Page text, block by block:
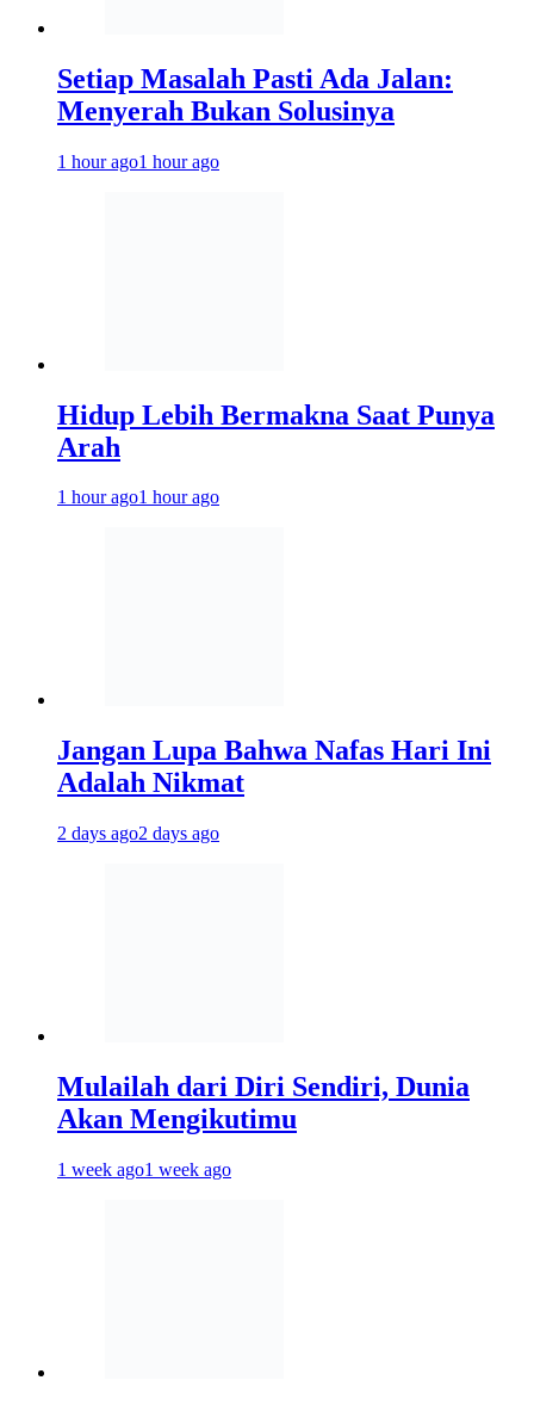
Setiap Masalah Pasti Ada Jalan:
Menyerah Bukan Solusinya
1 hour ago1 hour ago
Hidup Lebih Bermakna Saat Punya
Arah
1 hour ago1 hour ago
Jangan Lupa Bahwa Nafas Hari Ini
Adalah Nikmat
2 days ago2 days ago
Mulailah dari Diri Sendiri, Dunia
Akan Mengikutimu
1 week ago1 week ago